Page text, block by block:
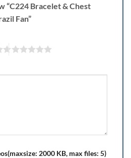
“C224 Bracelet & Chest
Fan”
2000 KB, max files: 5)